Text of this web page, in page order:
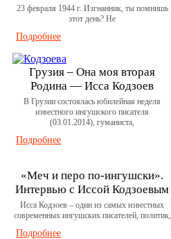
23 февраля 1944 г. Изгнанник, ты помнишь
этот день? Не
Подробнее
Грузия – Она моя вторая
Родина — Исса Кодзоев
В Грузии состоялась юбилейная неделя
известного ингушского писателя
(03.01.2014), гуманиста,
Подробнее
«Меч и перо по-ингушски».
Интервью c Иссой Кодзоевым
Исса Кодзоев – один из самых известных
современных ингушских писателей, политик,
Подробнее